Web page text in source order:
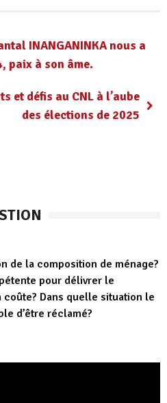
INANGANINKA nous a
paix à son âme.
et défis au CNL à l’aube
des élections de 2025
de la composition de ménage?
pour délivrer le
Dans quelle situation le
d’être réclamé?